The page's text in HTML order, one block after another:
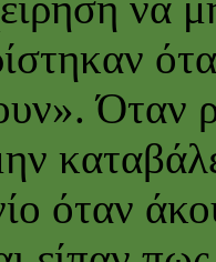
Όταν
όταν